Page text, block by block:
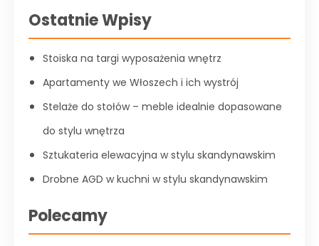
Ostatnie Wpisy
Stoiska na targi wyposażenia wnętrz
Apartamenty we Włoszech i ich wystrój
Stelaże do stołów – meble idealnie dopasowane
do stylu wnętrza
Sztukateria elewacyjna w stylu skandynawskim
Drobne AGD w kuchni w stylu skandynawskim
Polecamy